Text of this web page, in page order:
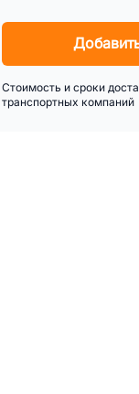
Стоимость и сроки
транспортных компаний